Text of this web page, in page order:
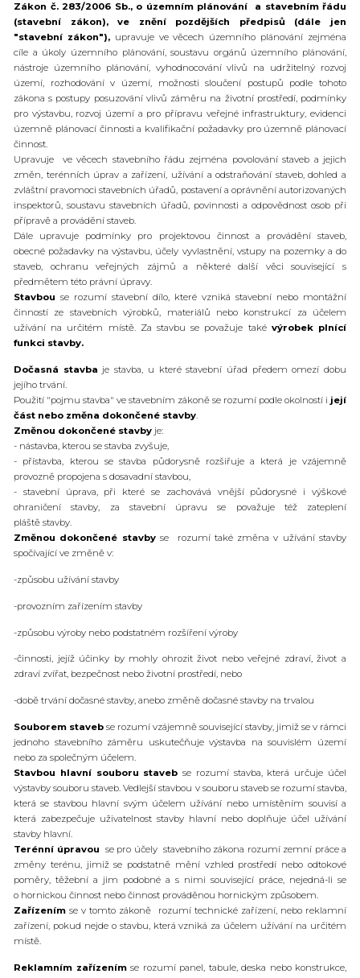
Zákon č. 283/2006 Sb., o územním plánování a stavebním řádu
(stavební zákon), ve znění pozdějších předpisů (dále jen
"stavební zákon"),upravuje ve věcech územního plánování zejména
cíle a úkoly územního plánování, soustavu orgánů územního plánování,
nástroje územního plánování, vyhodnocování vlivů na udržitelný rozvoj
území, rozhodování v území, možnosti sloučení postupů podle tohoto
zákona s postupy posuzování vlivů záměru na životní prostředí, podmínky
pro výstavbu, rozvoj území a pro přípravu veřejné infrastruktury, evidenci
územně plánovací činnosti a kvalifikační požadavky pro územně plánovací
činnost.
Upravuje ve věcech stavebního řádu zejména povolování staveb a jejich
změn, terénních úprav a zařízení, užívání a odstraňování staveb, dohled a
zvláštní pravomoci stavebních úřadů, postavení a oprávnění autorizovaných
inspektorů, soustavu stavebních úřadů, povinnosti a odpovědnost osob při
přípravě a provádění staveb.
Dále upravuje podmínky pro projektovou činnost a provádění staveb,
obecné požadavky na výstavbu, účely vyvlastnění, vstupy na pozemky a do
staveb, ochranu veřejných zájmů a některé další věci související s
předmětem této právní úpravy.
Stavbou se rozumí stavební dílo, které vzniká stavební nebo montážní
činností ze stavebních výrobků, materiálů nebo konstrukcí za účelem
užívání na určitém místě. Za stavbu se považuje také výrobek plnící
funkci stavby.
Dočasná stavba je stavba, u které stavební úřad předem omezí dobu
jejího trvání.
Použití "pojmu stavba" ve stavebním zákoně se rozumí podle okolností i její
část nebo změna dokončené stavby.
Změnou dokončené stavby je:
- nástavba, kterou se stavba zvyšuje,
- přístavba, kterou se stavba půdorysně rozšiřuje a která je vzájemně
provozně propojena s dosavadní stavbou,
- stavební úprava, při které se zachovává vnější půdorysné i výškové
ohraničení stavby, za stavební úpravu se považuje též zateplení
pláště stavby.
Změnou dokončené stavbyse rozumí také změna v užívání stavby
spočívající ve změně v:
-způsobu užívání stavby
-provozním zařízením stavby
-způsobu výroby nebo podstatném rozšíření výroby
-činnosti, jejíž účinky by mohly ohrozit život nebo veřejné zdraví, život a
zdraví zvířat, bezpečnost nebo životní prostředí, nebo
-době trvání dočasné stavby, anebo změně dočasné stavby na trvalou
Souborem staveb se rozumí vzájemně související stavby, jimiž se v rámci
jednoho stavebního záměru uskutečňuje výstavba na souvislém území
nebo za společným účelem.
Stavbou hlavní souboru staveb se rozumí stavba, která určuje účel
výstavby souboru staveb. Vedlejší stavbou v souboru staveb se rozumí stavba,
která se stavbou hlavní svým účelem užívání nebo umístěním souvisí a
která zabezpečuje uživatelnost stavby hlavní nebo doplňuje účel užívání
stavby hlavní.
Terénní úpravou se pro účely stavebního zákona rozumí zemní práce a
změny terénu, jimiž se podstatně mění vzhled prostředí nebo odtokové
poměry, těžební a jim podobné a s nimi související práce, nejedná-li se
o hornickou činnost nebo činnost prováděnou hornickým způsobem.
Zařízenímse v tomto zákoně rozumí technické zařízení, nebo reklamní
zařízení, pokud nejde o stavbu, která vzniká za účelem užívání na určitém
místě.
Reklamním zařízenímse rozumí panel, tabule, deska nebo konstrukce,